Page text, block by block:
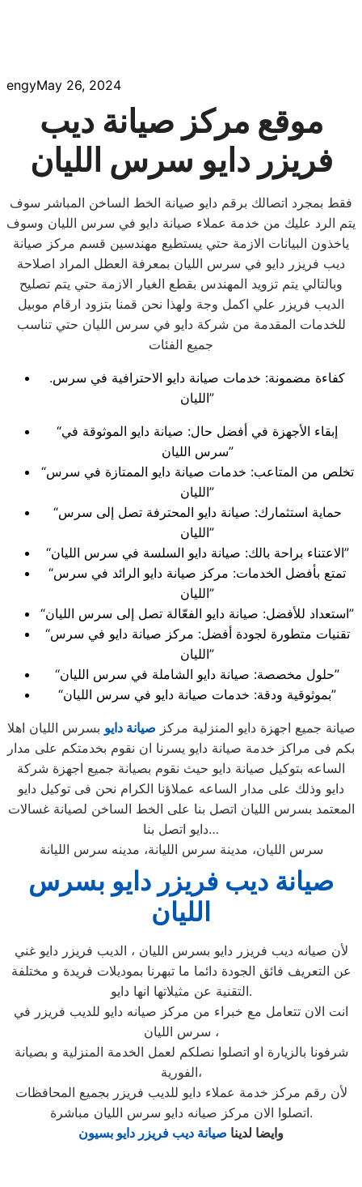
engyMay 26, 2024
موقع مركز صيانة ديب
فريزر دايو سرس الليان
فقط بمجرد اتصالك برقم دايو صيانة الخط الساخن المباشر سوف
يتم الرد عليك من خدمة عملاء صيانة دايو في سرس الليان وسوف
ياخذون البيانات الازمة حتي يستطيع مهندسين قسم مركز صيانة
ديب فريزر دايو في سرس الليان بمعرفة العطل المراد اصلاحة
وبالتالي يتم تزويد المهندس بقطع الغيار الازمة حتي يتم تصليح
الديب فريزر علي اكمل وجة ولهذا نحن قمنا بتزود ارقام موبيل
للخدمات المقدمة من شركة دايو في سرس الليان حتي تناسب
جميع الفئات
.كفاءة مضمونة: خدمات صيانة دايو الاحترافية في سرس
الليان”
“إبقاء الأجهزة في أفضل حال: صيانة دايو الموثوقة في
سرس الليان”
“تخلص من المتاعب: خدمات صيانة دايو الممتازة في سرس
الليان”
“حماية استثمارك: صيانة دايو المحترفة تصل إلى سرس
الليان”
“الاعتناء براحة بالك: صيانة دايو السلسة في سرس الليان”
“تمتع بأفضل الخدمات: مركز صيانة دايو الرائد في سرس
الليان”
“استعداد للأفضل: صيانة دايو الفعّالة تصل إلى سرس الليان”
“تقنيات متطورة لجودة أفضل: مركز صيانة دايو في سرس
الليان”
“حلول مخصصة: صيانة دايو الشاملة في سرس الليان”
“بموثوقية ودقة: خدمات صيانة دايو في سرس الليان”
صيانة جميع اجهزة دايو المنزلية مركز صيانة دايو بسرس الليان اهلا
بكم فى مراكز خدمة صيانة دايو يسرنا ان نقوم بخدمتكم على مدار
الساعه بتوكيل صيانة دايو حيث نقوم بصيانة جميع اجهزة شركة
دايو وذلك على مدار الساعه عملاؤنا الكرام نحن فى توكيل دايو
المعتمد بسرس الليان اتصل بنا على الخط الساخن لصيانة غسالات
دايو اتصل بنا…
سرس الليان، مدينة سرس الليانة، مدينه سرس الليانة
صيانة ديب فريزر دايو بسرس
الليان
لأن صيانه ديب فريزر دايو بسرس الليان ، الديب فريزر دايو غني
عن التعريف فائق الجودة دائما ما تبهرنا بموديلات فريدة و مختلفة
التقنية عن مثيلاتها انها دايو.
انت الان تتعامل مع خبراء من مركز صيانه دايو للديب فريزر في
سرس الليان ،
شرفونا بالزيارة او اتصلوا نصلكم لعمل الخدمة المنزلية و بصيانة
الفورية،
لأن رقم مركز خدمة عملاء دايو للديب فريزر بجميع المحافظات
اتصلوا الان مركز صيانه دايو سرس الليان مباشرة.
وايضا لدينا صيانة ديب فريزر دايو بسيون